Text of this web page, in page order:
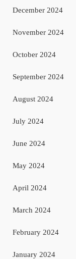
December 2024
November 2024
October 2024
September 2024
August 2024
July 2024
June 2024
May 2024
April 2024
March 2024
February 2024
January 2024